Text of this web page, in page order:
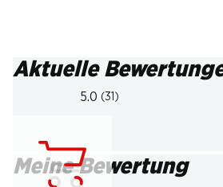
Aktuelle
5.0 (31)
Meine Bewertung